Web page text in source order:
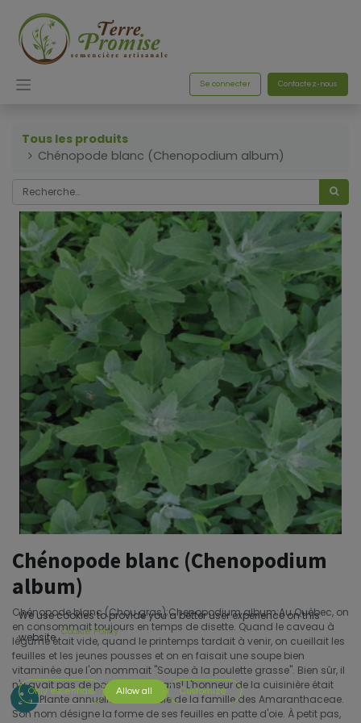
Se connecter Contactez-nous
Tous les produits
Chénopode blanc (Chenopodium album)
Chénopode blanc (Chenopodium
album)
Chénopode blanc (Chou gras);Chenopodium album;Au Québec, on
en consommait toujours en temps de disette. Quand le caveau à
légume était vide, quand le printemps tardait à venir, on cueillait les
feuilles et les jeunes pousses et on en faisait une soupe bien
vitaminée que l'on nommait "Soupe à la poulette grasse". Bien sûr, il
n'y avait pas de poulet là-dedans! L'honneur de la cuisinière était
sauf.;Plante annuelle comestible de la famille des Amaranthaceae.
Son nom désigne la forme de ses feuilles en patte d'oie. À petit pas,
We use cookies to provide you a better user experience on this
website. Cookie Policy
Only essentials Allow all Customize